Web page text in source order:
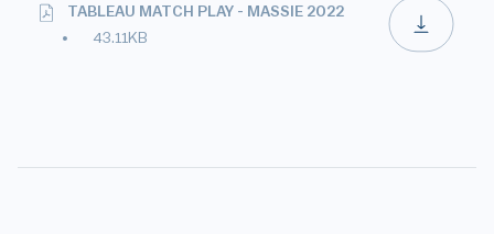
TABLEAU MATCH PLAY - MASSIE 2022
43.11KB